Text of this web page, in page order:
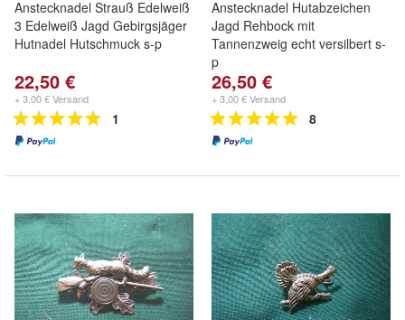
Anstecknadel Strauß Edelweiß
3 Edelweiß Jagd Gebirgsjäger
Hutnadel Hutschmuck s-p
22,50 €
+ 3,00 € Versand
1
Anstecknadel Hutabzeichen
Jagd Rehbock mit
Tannenzweig echt versilbert s-
p
26,50 €
+ 3,00 € Versand
8